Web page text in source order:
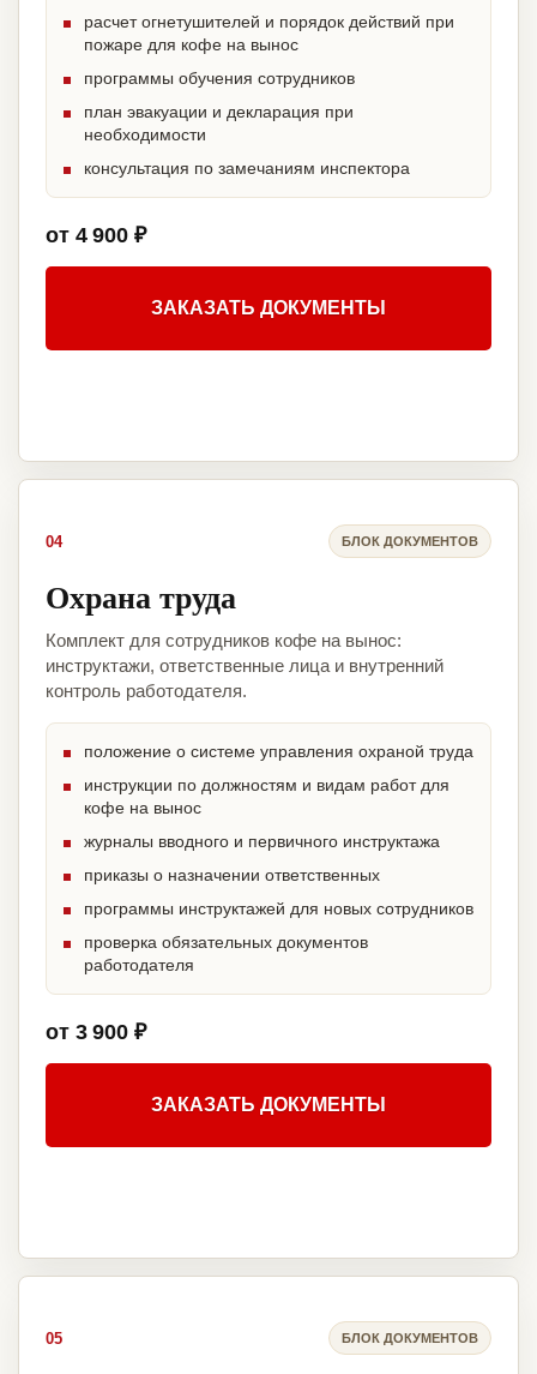
расчет огнетушителей и порядок действий при
пожаре для кофе на вынос
программы обучения сотрудников
план эвакуации и декларация при
необходимости
консультация по замечаниям инспектора
от 4 900 ₽
ЗАКАЗАТЬ ДОКУМЕНТЫ
04 БЛОК ДОКУМЕНТОВ
Охрана труда
Комплект для сотрудников кофе на вынос:
инструктажи, ответственные лица и внутренний
контроль работодателя.
положение о системе управления охраной труда
инструкции по должностям и видам работ для
кофе на вынос
журналы вводного и первичного инструктажа
приказы о назначении ответственных
программы инструктажей для новых сотрудников
проверка обязательных документов
работодателя
от 3 900 ₽
ЗАКАЗАТЬ ДОКУМЕНТЫ
05 БЛОК ДОКУМЕНТОВ